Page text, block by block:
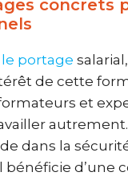
concrets
le portage
de cette
et
autrement.
dans la
bénéficie d’une